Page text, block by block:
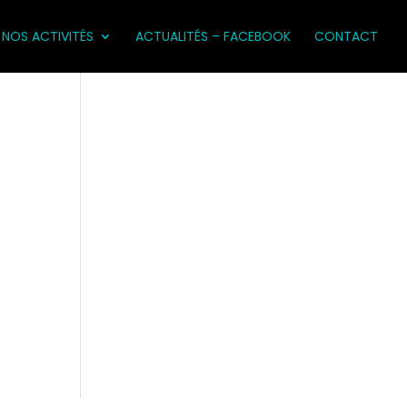
NOS ACTIVITÉS ACTUALITÉS – FACEBOOK CONTACT